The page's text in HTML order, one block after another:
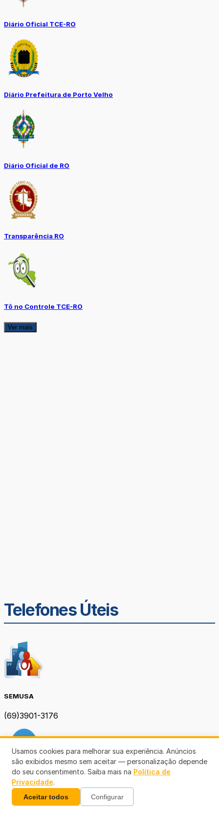
Diário Oficial TCE-RO
Diário Prefeitura de Porto Velho
Diário Oficial de RO
Transparência RO
Tô no Controle TCE-RO
Ver mais
Telefones Úteis
SEMUSA
(69)3901-3176
SEMOB PVH
(69) 3901-3167
Usamos cookies para melhorar sua experiência. Anúncios
são exibidos mesmo sem aceitar — personalização depende
do seu consentimento. Saiba mais na Política de
Privacidade.
Aceitar todos Configurar